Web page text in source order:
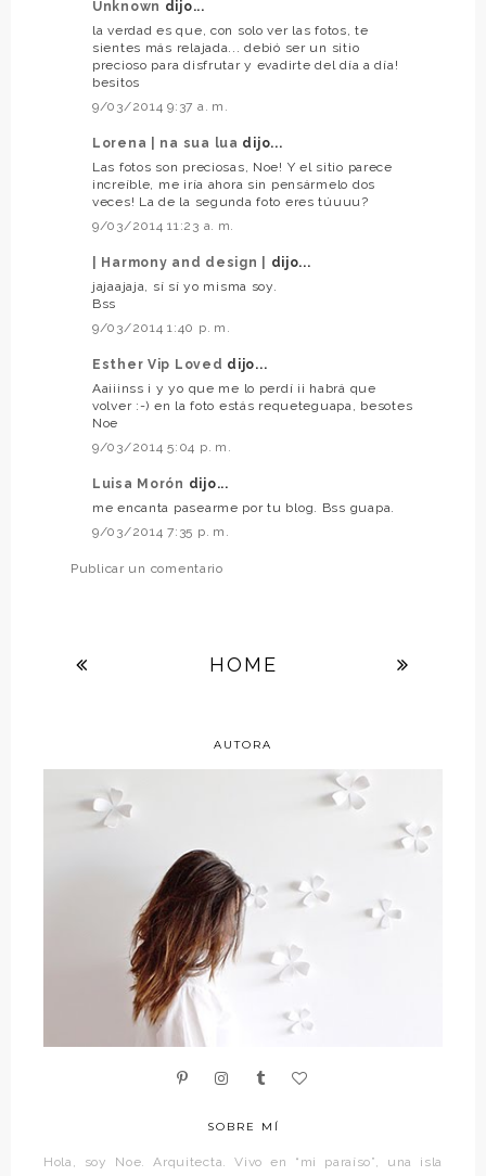
Unknown dijo...
la verdad es que, con solo ver las fotos, te
sientes más relajada... debió ser un sitio
precioso para disfrutar y evadirte del día a día!
besitos
9/03/2014 9:37 a. m.
Lorena | na sua lua dijo...
Las fotos son preciosas, Noe! Y el sitio parece
increíble, me iría ahora sin pensármelo dos
veces! La de la segunda foto eres túuuu?
9/03/2014 11:23 a. m.
| Harmony and design |
dijo...
jajaajaja, sí sí yo misma soy.
Bss
9/03/2014 1:40 p. m.
Esther Vip Loved dijo...
Aaiiinss ¡ y yo que me lo perdí ¡¡ habrá que
volver :-) en la foto estás requeteguapa, besotes
Noe
9/03/2014 5:04 p. m.
Luisa Morón dijo...
me encanta pasearme por tu blog. Bss guapa.
9/03/2014 7:35 p. m.
Publicar un comentario
HOME
AUTORA
SOBRE MÍ
Hola, soy Noe. Arquitecta. Vivo en “mi paraíso”, una isla